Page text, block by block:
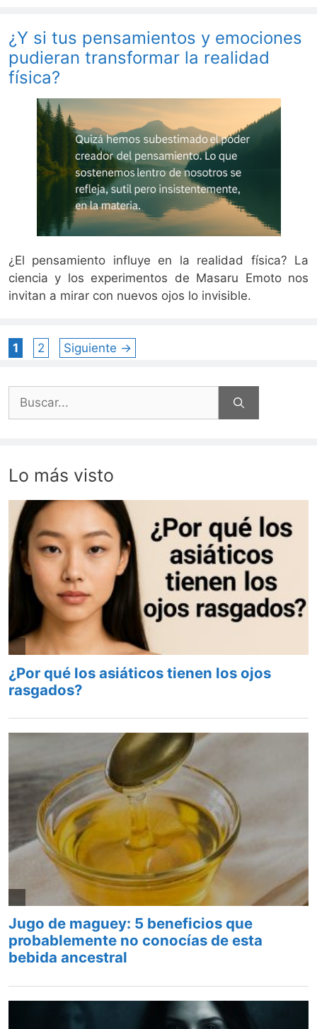
¿Y si tus pensamientos y emociones
pudieran transformar la realidad
física?
¿El pensamiento influye en la realidad física? La
ciencia y los experimentos de Masaru Emoto nos
invitan a mirar con nuevos ojos lo invisible.
Página
1 Página
2 Siguiente →
Buscar:
Lo más visto